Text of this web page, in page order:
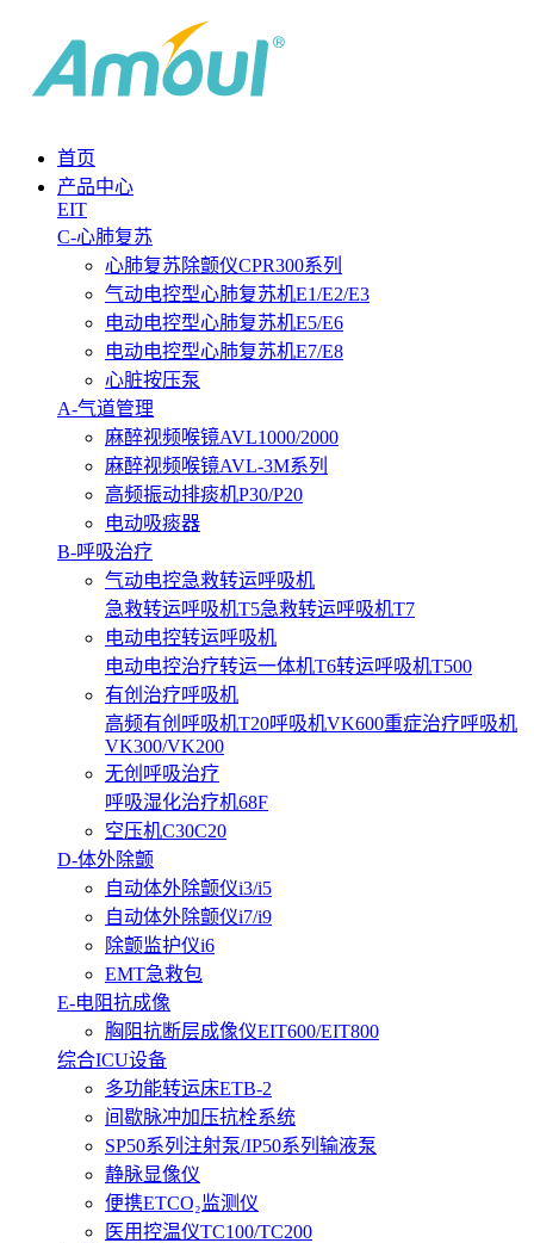
首页
产品中心
EIT
C-心肺复苏
心肺复苏除颤仪CPR300系列
气动电控型心肺复苏机E1/E2/E3
电动电控型心肺复苏机E5/E6
电动电控型心肺复苏机E7/E8
心脏按压泵
A-气道管理
麻醉视频喉镜AVL1000/2000
麻醉视频喉镜AVL-3M系列
高频振动排痰机P30/P20
电动吸痰器
B-呼吸治疗
气动电控急救转运呼吸机
急救转运呼吸机T5急救转运呼吸机T7
电动电控转运呼吸机
电动电控治疗转运一体机T6转运呼吸机T500
有创治疗呼吸机
高频有创呼吸机T20呼吸机VK600重症治疗呼吸机
VK300/VK200
无创呼吸治疗
呼吸湿化治疗机68F
空压机C30C20
D-体外除颤
自动体外除颤仪i3/i5
自动体外除颤仪i7/i9
除颤监护仪i6
EMT急救包
E-电阻抗成像
胸阻抗断层成像仪EIT600/EIT800
综合ICU设备
多功能转运床ETB-2
间歇脉冲加压抗栓系统
SP50系列注射泵/IP50系列输液泵
静脉显像仪
便携ETCO₂监测仪
医用控温仪TC100/TC200